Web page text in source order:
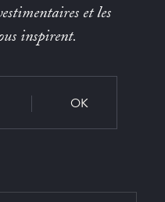
et les
inspirent.
OK